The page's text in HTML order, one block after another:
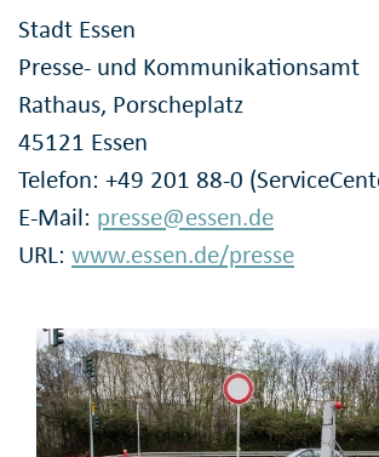
Stadt Essen
Presse- und Kommunikationsamt
Rathaus, Porscheplatz
45121 Essen
Telefon: +49 201 88-0
E-Mail: presse@essen.de
URL: www.essen.de/presse